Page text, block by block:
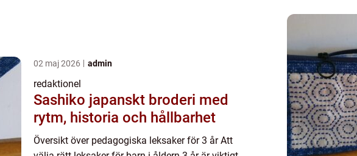
02 maj 2026 admin
redaktionel
Sashiko japanskt broderi med
rytm, historia och hållbarhet
Översikt över pedagogiska leksaker för 3 år Att